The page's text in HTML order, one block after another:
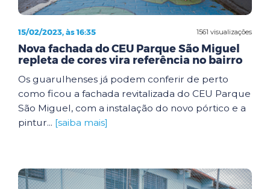
1561 visualizações
15/02/2023, às 16:35
Nova fachada do CEU Parque São Miguel
repleta de cores vira referência no bairro
Os guarulhenses já podem conferir de perto
como ficou a fachada revitalizada do CEU Parque
São Miguel, com a instalação do novo pórtico e a
pintur... [saiba mais]